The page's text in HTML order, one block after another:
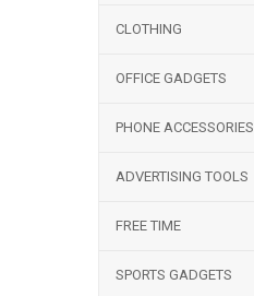
CLOTHING
OFFICE GADGETS
PHONE ACCESSORIES
ADVERTISING TOOLS
FREE TIME
SPORTS GADGETS